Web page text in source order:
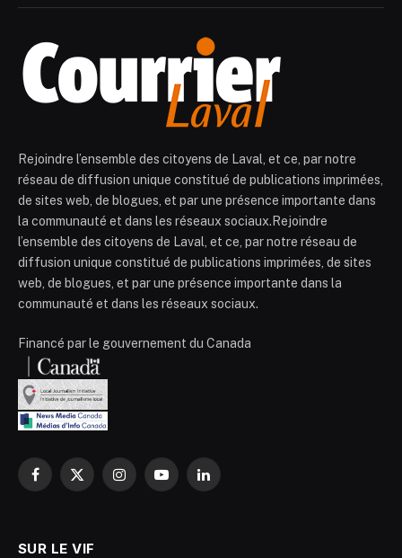
Rejoindre l’ensemble des citoyens de Laval, et ce, par notre
réseau de diffusion unique constitué de publications imprimées,
de sites web, de blogues, et par une présence importante dans
la communauté et dans les réseaux sociaux.Rejoindre
l’ensemble des citoyens de Laval, et ce, par notre réseau de
diffusion unique constitué de publications imprimées, de sites
web, de blogues, et par une présence importante dans la
communauté et dans les réseaux sociaux.
Financé par le gouvernement du Canada
Facebook
X
InstagramYouTubeLinkedIn
SUR LE VIF